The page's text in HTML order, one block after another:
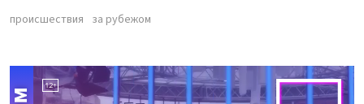
происшествия за рубежом